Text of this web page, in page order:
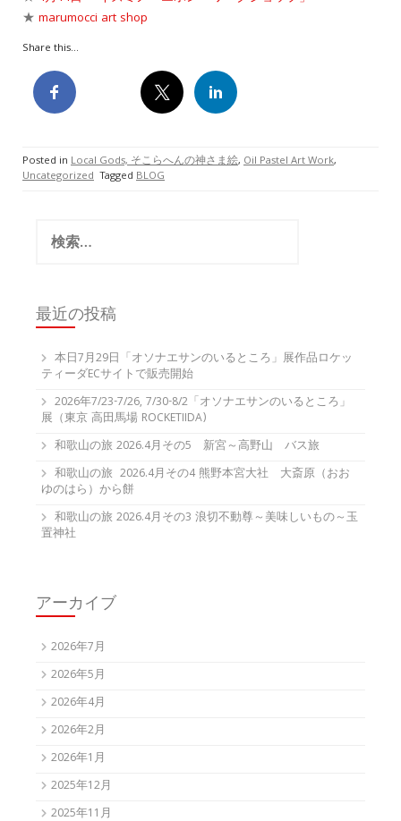
★ marumocci art shop
Share this...
Posted in Local Gods, そこらへんの神さま絵, Oil Pastel Art Work,
Uncategorized Tagged BLOG
最近の投稿
本日7月29日「オソナエサンのいるところ」展作品ロケッ
ティーダECサイトで販売開始
2026年7/23-7/26, 7/30-8/2「オソナエサンのいるところ」
展（東京 高田馬場 ROCKETIIDA)
和歌山の旅 2026.4月その5 新宮～高野山 バス旅
和歌山の旅 2026.4月その4 熊野本宮大社 大斎原（おお
ゆのはら）から餅
和歌山の旅 2026.4月その3 浪切不動尊～美味しいもの～玉
置神社
アーカイブ
2026年7月
2026年5月
2026年4月
2026年2月
2026年1月
2025年12月
2025年11月